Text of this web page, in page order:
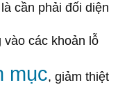
cần phải đối diện
các khoản lỗ
mục, giảm thiệt